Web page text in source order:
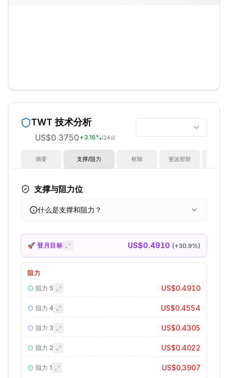
TWT 技术分析
US$0.3750+3.16%(24s)
摘要 支撑/阻力 枢轴 斐波那契
支撑与阻力位
什么是支撑和阻力？
🚀 登月目标 US$0.4910 (+30.9%)
阻力
阻力 5 US$0.4910
阻力 4 US$0.4554
阻力 3 US$0.4305
阻力 2 US$0.4022
阻力 1 US$0.3907